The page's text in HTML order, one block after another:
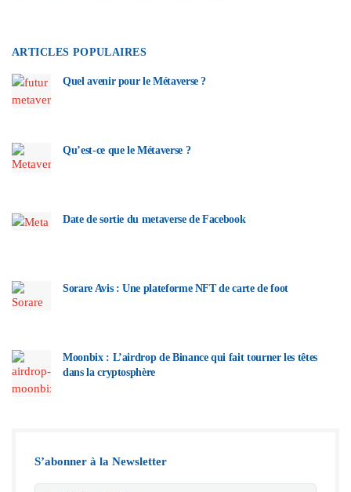
ARTICLES POPULAIRES
Quel avenir pour le Métaverse ?
Qu’est-ce que le Métaverse ?
Date de sortie du metaverse de Facebook
Sorare Avis : Une plateforme NFT de carte de foot
Moonbix : L’airdrop de Binance qui fait tourner les têtes
dans la cryptosphère
S’abonner à la Newsletter